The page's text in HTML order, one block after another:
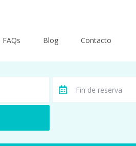
FAQs Blog Contacto